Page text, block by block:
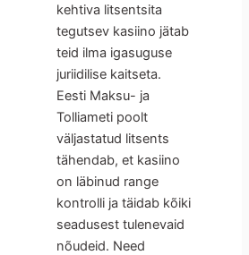
kehtiva litsentsita
tegutsev kasiino jätab
teid ilma igasuguse
juriidilise kaitseta.
Eesti Maksu- ja
Tolliameti poolt
väljastatud litsents
tähendab, et kasiino
on läbinud range
kontrolli ja täidab kõiki
seadusest tulenevaid
nõudeid. Need